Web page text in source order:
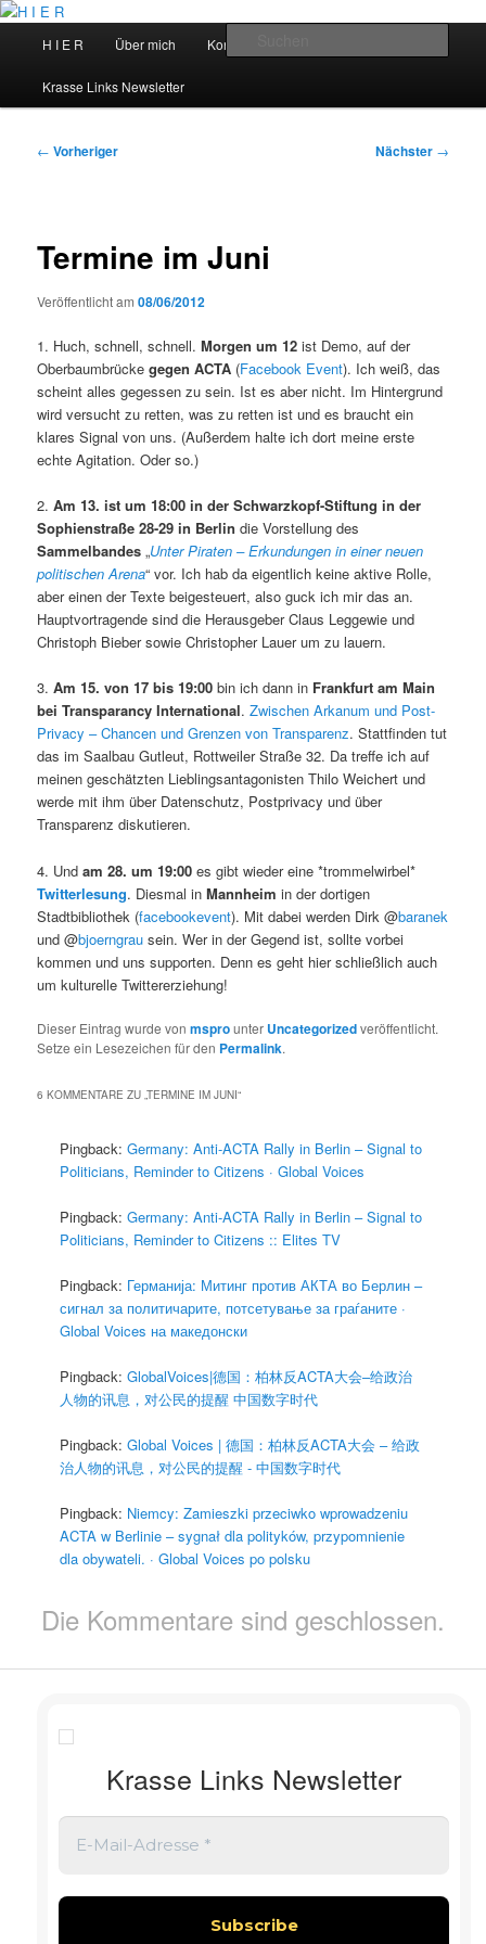
Zum
springenH I E R
H I E R Über mich Kontakt
Krasse Links Newsletter
Beitragsnavigation
← Vorheriger Nächster →
Termine im Juni
Veröffentlicht am08/06/2012
1. Huch, schnell, schnell. Morgen um 12 ist Demo, auf der
Oberbaumbrückegegen ACTA (Facebook Event). Ich weiß, das
scheint alles gegessen zu sein. Ist es aber nicht. Im Hintergrund
wird versucht zu retten, was zu retten ist und es braucht ein
klares Signal von uns. (Außerdem halte ich dort meine erste
echte Agitation. Oder so.)
2. Am 13. ist um 18:00 in der Schwarzkopf-Stiftung in der
Sophienstraße 28-29 in Berlin die Vorstellung des
Sammelbandes „Unter Piraten – Erkundungen in einer neuen
politischen Arena“ vor. Ich hab da eigentlich keine aktive Rolle,
aber einen der Texte beigesteuert, also guck ich mir das an.
Hauptvortragende sind die Herausgeber Claus Leggewie und
Christoph Bieber sowie Christopher Lauer um zu lauern.
3.Am 15. von 17 bis 19:00 bin ich dann in Frankfurt am Main
bei Transparancy International.Zwischen Arkanum und Post-
Privacy – Chancen und Grenzen von Transparenz. Stattfinden tut
das im Saalbau Gutleut, Rottweiler Straße 32. Da treffe ich auf
meinen geschätzten Lieblingsantagonisten Thilo Weichert und
werde mit ihm über Datenschutz, Postprivacy und über
Transparenz diskutieren.
4. Undam 28. um 19:00 es gibt wieder eine *trommelwirbel*
Twitterlesung. Diesmal inMannheim in der dortigen
Stadtbibliothek (facebookevent). Mit dabei werden Dirk @baranek
und @bjoerngrau sein. Wer in der Gegend ist, sollte vorbei
kommen und uns supporten. Denn es geht hier schließlich auch
um kulturelle Twittererziehung!
Dieser Eintrag wurde vonmsprounter Uncategorizedveröffentlicht.
Setze ein Lesezeichen für den Permalink.
6 KOMMENTARE ZU „TERMINE IM JUNI“
Pingback:Germany: Anti-ACTA Rally in Berlin – Signal to
Politicians, Reminder to Citizens · Global Voices
Pingback:Germany: Anti-ACTA Rally in Berlin – Signal to
Politicians, Reminder to Citizens :: Elites TV
Pingback: Германија: Митинг против АКТА во Берлин –
сигнал за политичарите, потсетување за граѓаните ·
Global Voices на македонски
Pingback:GlobalVoices|德国：柏林反ACTA大会–给政治
人物的讯息，对公民的提醒 中国数字时代
Pingback:Global Voices | 德国：柏林反ACTA大会 – 给政
治人物的讯息，对公民的提醒 - 中国数字时代
Pingback: Niemcy: Zamieszki przeciwko wprowadzeniu
ACTA w Berlinie – sygnał dla polityków, przypomnienie
dla obywateli. · Global Voices po polsku
Die Kommentare sind geschlossen.
Krasse Links Newsletter